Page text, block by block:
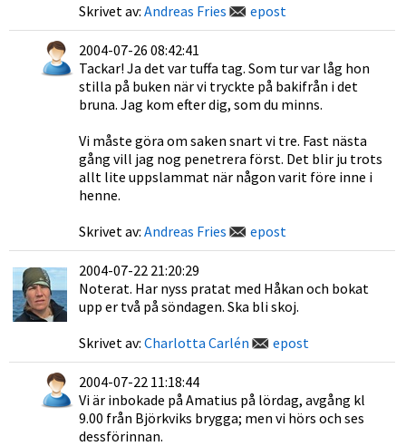
Skrivet av: Andreas Fries epost
2004-07-26 08:42:41
Tackar! Ja det var tuffa tag. Som tur var låg hon
stilla på buken när vi tryckte på bakifrån i det
bruna. Jag kom efter dig, som du minns.
Vi måste göra om saken snart vi tre. Fast nästa
gång vill jag nog penetrera först. Det blir ju trots
allt lite uppslammat när någon varit före inne i
henne.
Skrivet av: Andreas Fries epost
2004-07-22 21:20:29
Noterat. Har nyss pratat med Håkan och bokat
upp er två på söndagen. Ska bli skoj.
Skrivet av: Charlotta Carlén epost
2004-07-22 11:18:44
Vi är inbokade på Amatius på lördag, avgång kl
9.00 från Björkviks brygga; men vi hörs och ses
dessförinnan.